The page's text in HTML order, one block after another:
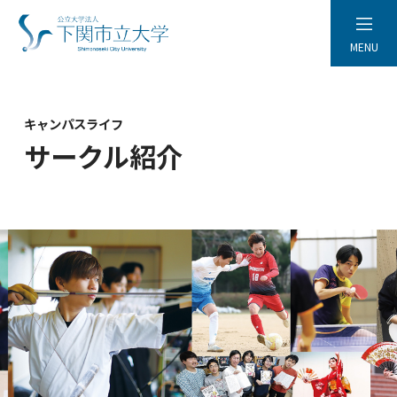
MENU
キャンパスライフ
サークル紹介